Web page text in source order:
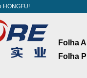
HONGFU!
Folha
Folha